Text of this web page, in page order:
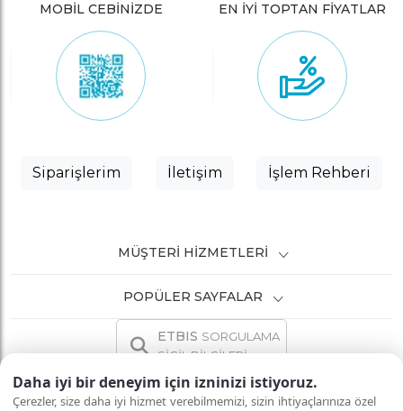
Daha iyi bir deneyim için izninizi istiyoruz.
Çerezler, size daha iyi hizmet verebilmemizi, sizin ihtiyaçlarınıza özel
MOBİL CEBİNİZDE EN İYİ TOPTAN FİYATLAR
Siparişlerim İletişim İşlem Rehberi
MÜŞTERI HIZMETLERI
POPÜLER SAYFALAR
ETBIS SORGULAMA
SİCİL BİLGİLERİ